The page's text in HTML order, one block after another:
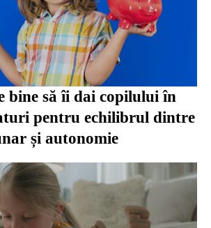
bine să îi dai copilului în
pentru echilibrul dintre
și autonomie